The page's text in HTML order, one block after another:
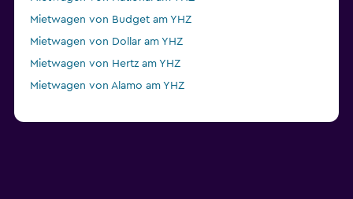
Mietwagen von Budget am YHZ
Mietwagen von Dollar am YHZ
Mietwagen von Hertz am YHZ
Mietwagen von Alamo am YHZ